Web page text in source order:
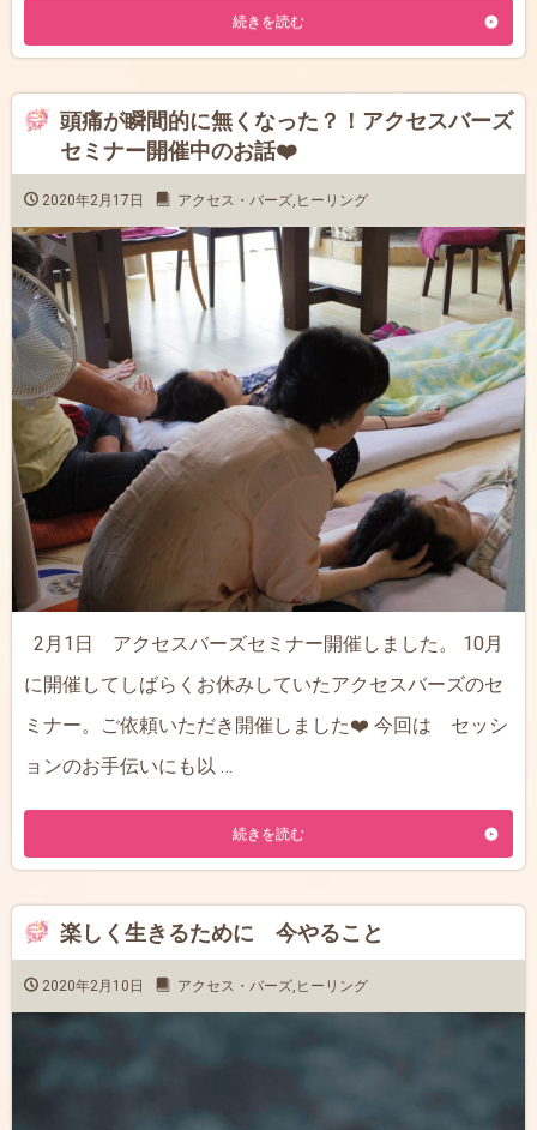
続きを読む
頭痛が瞬間的に無くなった？！アクセスバーズ
セミナー開催中のお話❤️
2020年2月17日 アクセス・バーズ, ヒーリング
2月1日 アクセスバーズセミナー開催しました。 10月
に開催してしばらくお休みしていたアクセスバーズのセ
ミナー。ご依頼いただき開催しました❤️ 今回は セッシ
ョンのお手伝いにも以 …
続きを読む
楽しく生きるために 今やること
2020年2月10日 アクセス・バーズ ヒーリング